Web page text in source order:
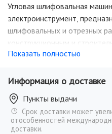
Угловая шлифовальная
электроинструмент,
шлифовальных и отрезных
конструкционным и
асбестосодержащих), без
шлифовального/отрезного
шлифовальным,
также зачистным
капроновыми чашечными и
лепестковыми
Показать полностью
Информация о доставке
Пункты выдачи
Срок доставки может
отособенностей
доставки.